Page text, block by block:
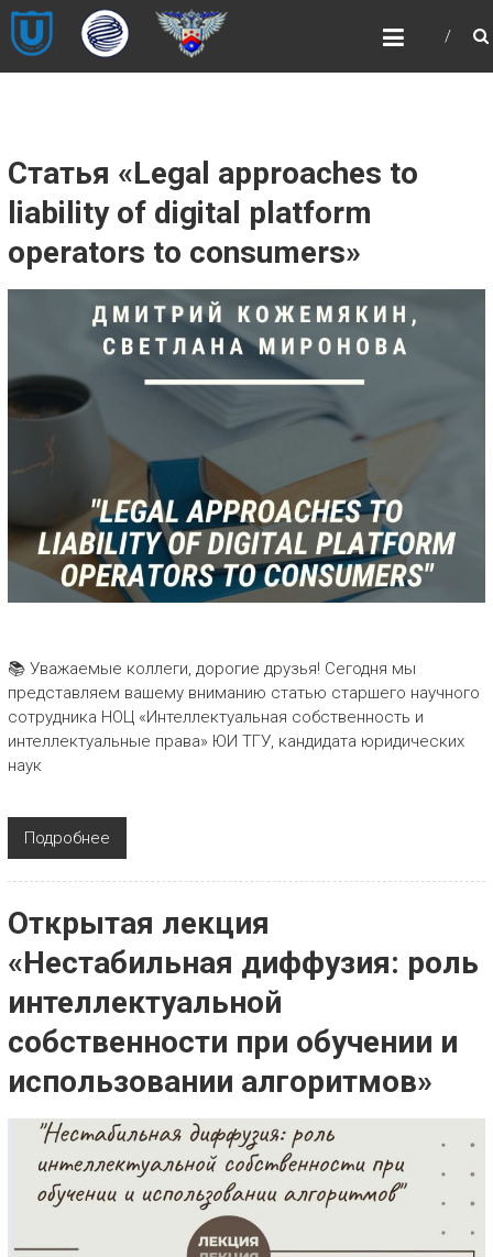
Skip
to
content
НОЦ
«ИНТЕЛЛЕКТУАЛЬНАЯ
НОЦ «ИНТЕЛЛЕКТУАЛЬНАЯ
СОБСТВЕННОСТЬ И ИНТЕЛЛЕКТУАЛЬНЫЕ
ПРАВА»
Статья «Legal approaches to
liability of digital platform
operators to consumers»
📚 Уважаемые коллеги, дорогие друзья! Сегодня мы
представляем вашему вниманию статью старшего научного
сотрудника НОЦ «Интеллектуальная собственность и
интеллектуальные права» ЮИ ТГУ, кандидата юридических
наук
Подробнее
Открытая лекция
«Нестабильная диффузия: роль
интеллектуальной
собственности при обучении и
использовании алгоритмов»